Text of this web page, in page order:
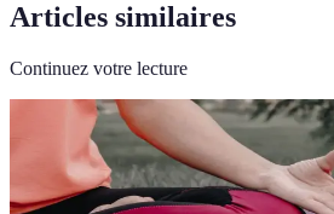
Articles similaires
Continuez votre lecture